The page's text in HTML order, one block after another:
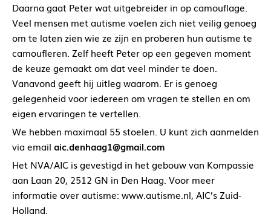
Daarna gaat Peter wat uitgebreider in op camouflage.
Veel mensen met autisme voelen zich niet veilig genoeg
om te laten zien wie ze zijn en proberen hun autisme te
camoufleren. Zelf heeft Peter op een gegeven moment
de keuze gemaakt om dat veel minder te doen.
Vanavond geeft hij uitleg waarom. Er is genoeg
gelegenheid voor iedereen om vragen te stellen en om
eigen ervaringen te vertellen.
We hebben maximaal 55 stoelen. U kunt zich aanmelden
via email aic.denhaag1@gmail.com
Het NVA/AIC is gevestigd in het gebouw van Kompassie
aan Laan 20, 2512 GN in Den Haag. Voor meer
informatie over autisme: www.autisme.nl, AIC’s Zuid-
Holland.